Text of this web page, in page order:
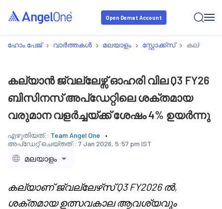
Open Demat Account
ഹോം പേജ് › വാർത്തകൾ › മലയാളം › സ്റ്റോക്ക്‌സ് › കല്യാൻ
കല്യാൻ ജ്വല്ലേഴ്സ് ഓഹരി വില Q3 FY26
ബിസിനസ് അപ്ഡേറ്റിലെ ശക്തമായ
വരുമാന വളർച്ചയ്ക്ക് ശേഷം 4% ഉയർന്നു
എഴുതിയത്:: Team Angel One
അപ്‌ഡേറ്റ് ചെയ്തത്:: 7 Jan 2026, 5:57 pm IST
മലയാളം
കല്യാണ് ജ്വല്ലേഴ്‌സ് Q3 FY2026 ൽ,
ശക്തമായ ഉത്സവകാല ആവശ്യവും